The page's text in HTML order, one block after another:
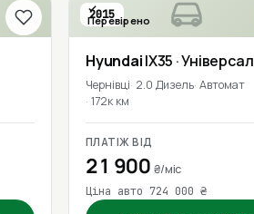
2015
Перевірено
HyundaiIX35 · Універсал
Чернівці 2.0 Дизель Автомат
172к км
ПЛАТІЖ ВІД
21 900 ₴/міс
Ціна авто 724 000 ₴